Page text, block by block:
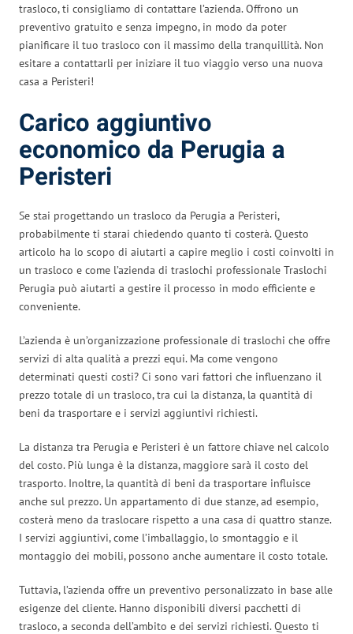
trasloco, ti consigliamo di contattare l’azienda. Offrono un
preventivo gratuito e senza impegno, in modo da poter
pianificare il tuo trasloco con il massimo della tranquillità. Non
esitare a contattarli per iniziare il tuo viaggio verso una nuova
casa a Peristeri!
Carico aggiuntivo
economico da Perugia a
Peristeri
Se stai progettando un trasloco da Perugia a Peristeri,
probabilmente ti starai chiedendo quanto ti costerà. Questo
articolo ha lo scopo di aiutarti a capire meglio i costi coinvolti in
un trasloco e come l’azienda di traslochi professionale Traslochi
Perugia può aiutarti a gestire il processo in modo efficiente e
conveniente.
L’azienda è un’organizzazione professionale di traslochi che offre
servizi di alta qualità a prezzi equi. Ma come vengono
determinati questi costi? Ci sono vari fattori che influenzano il
prezzo totale di un trasloco, tra cui la distanza, la quantità di
beni da trasportare e i servizi aggiuntivi richiesti.
La distanza tra Perugia e Peristeri è un fattore chiave nel calcolo
del costo. Più lunga è la distanza, maggiore sarà il costo del
trasporto. Inoltre, la quantità di beni da trasportare influisce
anche sul prezzo. Un appartamento di due stanze, ad esempio,
costerà meno da traslocare rispetto a una casa di quattro stanze.
I servizi aggiuntivi, come l’imballaggio, lo smontaggio e il
montaggio dei mobili, possono anche aumentare il costo totale.
Tuttavia, l’azienda offre un preventivo personalizzato in base alle
esigenze del cliente. Hanno disponibili diversi pacchetti di
trasloco, a seconda dell’ambito e dei servizi richiesti. Questo ti